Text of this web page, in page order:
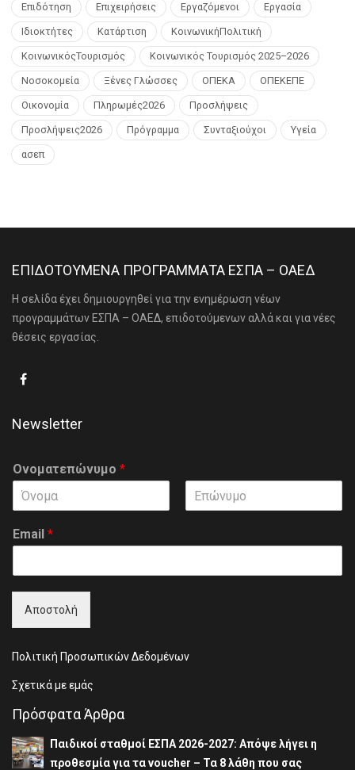
Επιδότηση Επιχειρήσεις Εργαζόμενοι Εργασία
Ιδιοκτήτες Κατάρτιση ΚοινωνικήΠολιτική
ΚοινωνικόςΤουρισμός Κοινωνικός Τουρισμός 2025–2026
Νοσοκομεία Ξένες Γλώσσες ΟΠΕΚΑ ΟΠΕΚΕΠΕ
Οικονομία Πληρωμές2026 Προσλήψεις
Προσλήψεις2026 Πρόγραμμα Συνταξιούχοι Υγεία
ασεπ
ΕΠΙΔΟΤΟΥΜΕΝΑ ΠΡΟΓΡΑΜΜΑΤΑ ΕΣΠΑ – ΟΑΕΔ
Η σελίδα έχει δημιουργηθεί για την ενημέρωση νέων
προγραμμάτων ΕΣΠΑ – ΟΑΕΔ, επιδοτούμενων αλλά και για νέες
θέσεις εργασίας.
Newsletter
Ονοματεπώνυμο *
i
rEmail *
Αποστολή
Πολιτική Προσωπικών Δεδομένων
Σχετικά με εμάς
Πρόσφατα Άρθρα
Παιδικοί σταθμοί ΕΣΠΑ 2026-2027: Απόψε λήγει η
προθεσμία για τα voucher – Τα 8 λάθη που σας